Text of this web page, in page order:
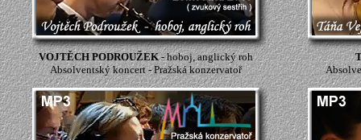
VOJTĚCH PODROUŽEK- hoboj, anglický roh
Absolventský koncert - Pražská konzervatoř